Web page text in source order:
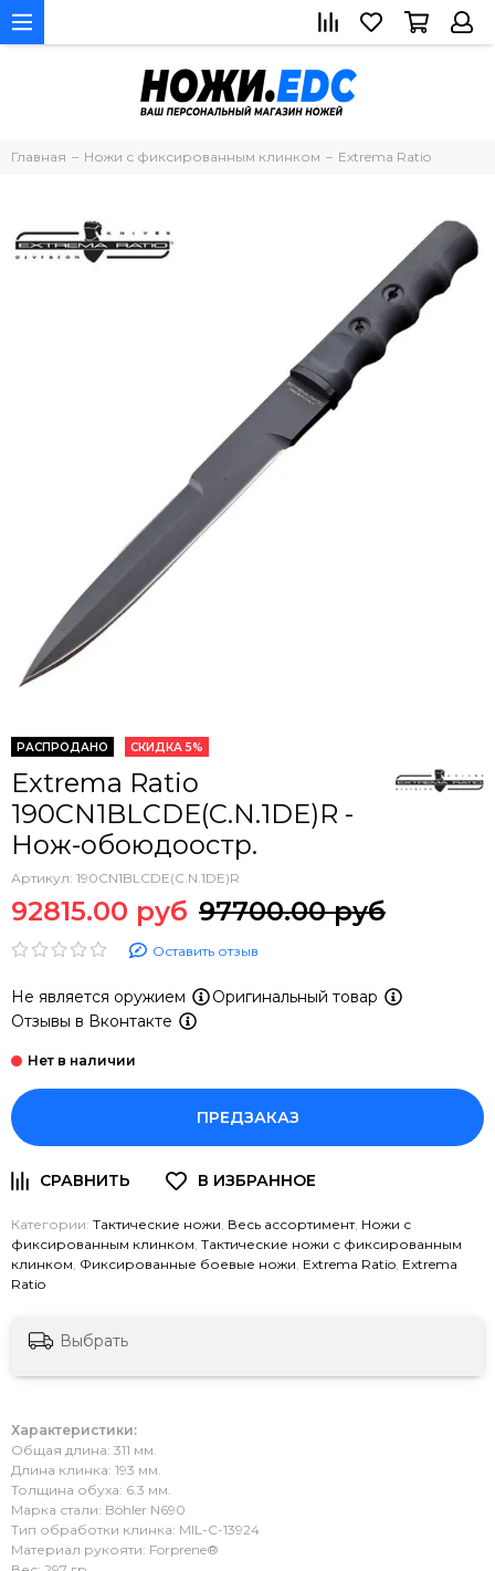
Главная Ножи с фиксированным клинком Extrema Ratio
РАСПРОДАНО СКИДКА 5%
Extrema Ratio
190CN1BLCDE(C.N.1DE)R -
Нож-обоюдоостр.
Артикул: 190CN1BLCDE(C.N.1DE)R
92815.00 руб 97700.00 руб
Оставить отзыв
Не является оружием
Оригинальный товар
Отзывы в Вконтакте
ПРЕДЗАКАЗ
Категории: Тактические ножи, Весь ассортимент, Ножи с
фиксированным клинком, Тактические ножи с фиксированным
клинком, Фиксированные боевые ножи, Extrema Ratio, Extrema
Ratio
Выбрать
Характеристики:
Общая длина: 311 мм.
Длина клинка: 193 мм.
Толщина обуха: 6.3 мм.
Марка стали: Böhler N690
Тип обработки клинка: MIL-C-13924
Материал рукояти: Forprene®